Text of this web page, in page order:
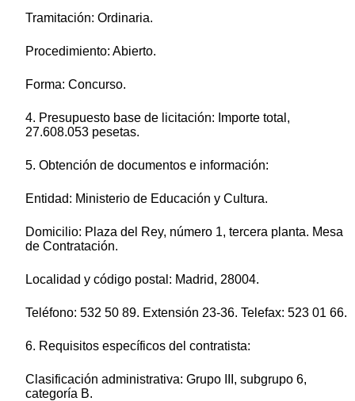
Tramitación: Ordinaria.
Procedimiento: Abierto.
Forma: Concurso.
4. Presupuesto base de licitación: Importe total,
27.608.053 pesetas.
5. Obtención de documentos e información:
Entidad: Ministerio de Educación y Cultura.
Domicilio: Plaza del Rey, número 1, tercera planta. Mesa
de Contratación.
Localidad y código postal: Madrid, 28004.
Teléfono: 532 50 89. Extensión 23-36. Telefax: 523 01 66.
6. Requisitos específicos del contratista:
Clasificación administrativa: Grupo III, subgrupo 6,
categoría B.